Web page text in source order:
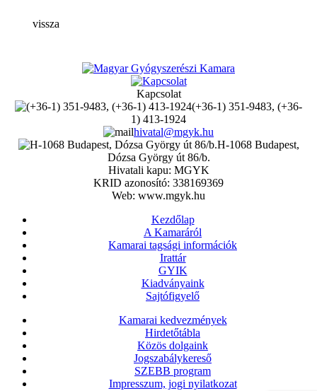
vissza
Kapcsolat
(+36-1) 351-9483, (+36-
1) 413-1924
hivatal@mgyk.hu
H-1068 Budapest,
Dózsa György út 86/b.
Hivatali kapu: MGYK
KRID azonosító: 338169369
Web: www.mgyk.hu
Kezdőlap
A Kamaráról
Kamarai tagsági információk
Irattár
GYIK
Kiadványaink
Sajtófigyelő
Kamarai kedvezmények
Hirdetőtábla
Közös dolgaink
Jogszabálykereső
SZEBB program
Impresszum, jogi nyilatkozat